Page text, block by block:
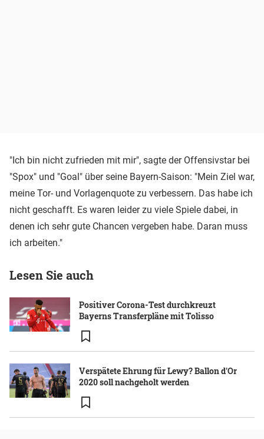
"Ich bin nicht zufrieden mit mir", sagte der Offensivstar bei
"Spox" und "Goal" über seine Bayern-Saison: "Mein Ziel war,
meine Tor- und Vorlagenquote zu verbessern. Das habe ich
nicht geschafft. Es waren leider zu viele Spiele dabei, in
denen ich sehr gute Chancen vergeben habe. Daran muss
ich arbeiten."
Lesen Sie auch
Positiver Corona-Test durchkreuzt
Bayerns Transferpläne mit Tolisso
Verspätete Ehrung für Lewy? Ballon d'Or
2020 soll nachgeholt werden